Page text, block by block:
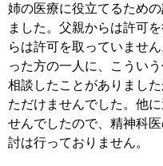
姉の医療に役立てるため
ました。父親からは許可
らは許可を取っていませ
った方の一人に、こうい
相談したことがありまし
ただけませんでした。他
せんでしたので、精神科
討は行っておりません。